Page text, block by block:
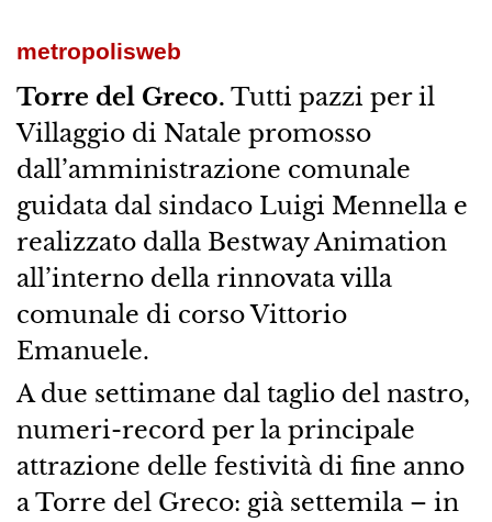
metropolisweb
Torre del Greco. Tutti pazzi per il
Villaggio di Natale promosso
dall’amministrazione comunale
guidata dal sindaco Luigi Mennella e
realizzato dalla Bestway Animation
all’interno della rinnovata villa
comunale di corso Vittorio
Emanuele.
A due settimane dal taglio del nastro,
numeri-record per la principale
attrazione delle festività di fine anno
a Torre del Greco: già settemila – in